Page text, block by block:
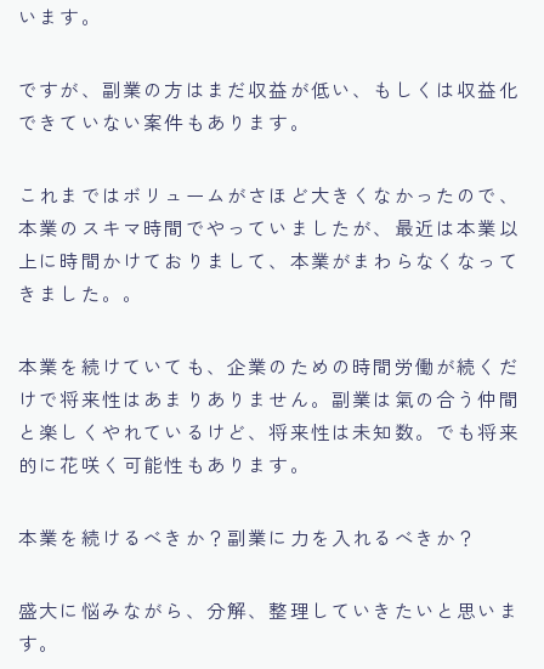
います。
ですが、副業の方はまだ収益が低い、もしくは収益化
できていない案件もあります。
これまではボリュームがさほど大きくなかったので、
本業のスキマ時間でやっていましたが、最近は本業以
上に時間かけておりまして、本業がまわらなくなって
きました。。
本業を続けていても、企業のための時間労働が続くだ
けで将来性はあまりありません。副業は氣の合う仲間
と楽しくやれているけど、将来性は未知数。でも将来
的に花咲く可能性もあります。
本業を続けるべきか？副業に力を入れるべきか？
盛大に悩みながら、分解、整理していきたいと思いま
す。